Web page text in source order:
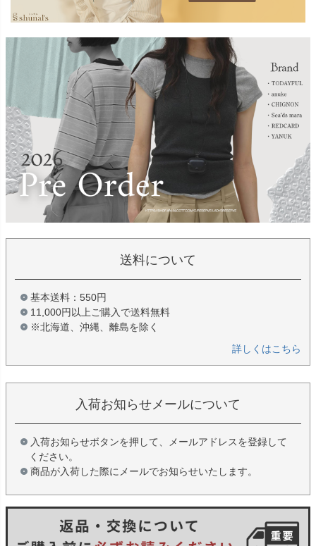
送料について
基本送料：550円
11,000円以上ご購入で送料無料
※北海道、沖縄、離島を除く
詳しくはこちら
入荷お知らせメールについて
入荷お知らせボタンを押して、メールアドレスを登録して
ください。
商品が入荷した際にメールでお知らせいたします。